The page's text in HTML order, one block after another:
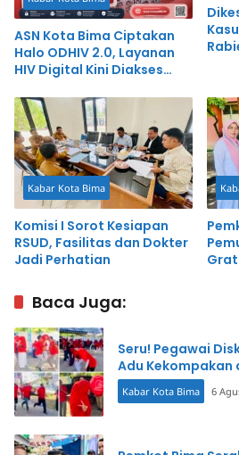
ASN Kota Bima Ciptakan
Halo ODHIV 2.0, Layanan
HIV Digital Kini Diakses
Kabar Kota Bima
Komisi I Sorot Kesiapan
RSUD, Fasilitas dan Dokter
Jadi Perhatian
Baca Juga:
Seru! Pegawai
Adu Kekompakan
Kabar Kota Bima 6